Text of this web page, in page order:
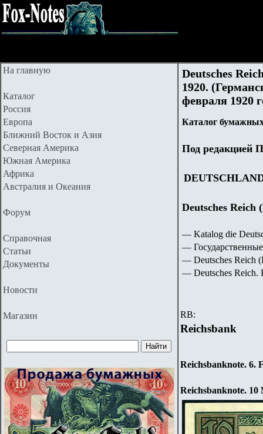
На главную
Каталог
Россия
Европа
Ближний Восток и Азия
Северная Америка
Южная Америка
Африка
Австралия и Океания
Форум
Справочная
Статьи
Документы
Новости
Магазин
Deutsches
1920.
февраля 1920
Каталог
Под редакцией
Deutsches Reich
— Katalog die
—
— Deutsches Reich
— Deutsches Reich.
RB:
Reichsbank
Reichsbanknote. 6.
Reichsbanknote. 10